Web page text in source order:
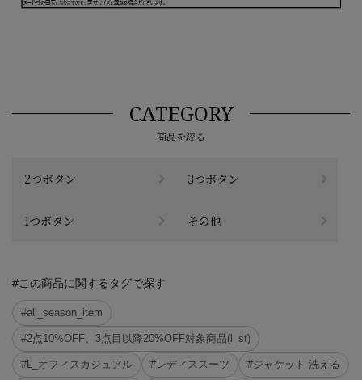
CATEGORY
商品を絞る
2つボタン 3つボタン
1つボタン その他
#この商品に関するタグで探す
#all_season_item
#2点10%OFF、3点目以降20%OFF対象商品(l_st)
#L_オフィスカジュアル #レディススーツ #ジャケット 洗える